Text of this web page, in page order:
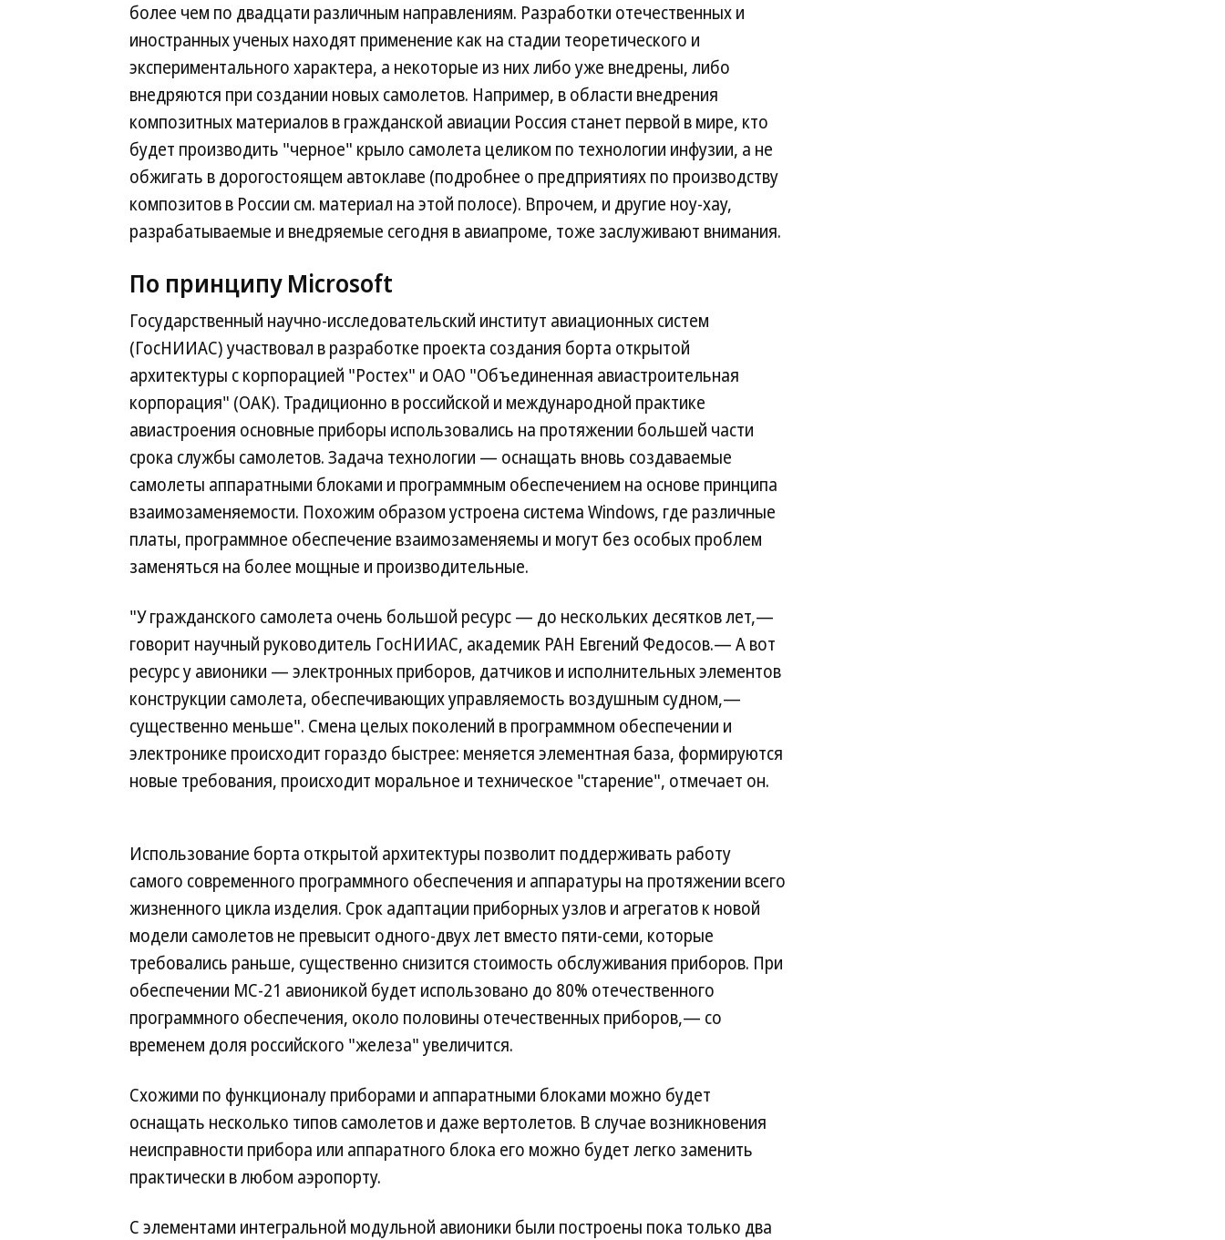
более чем по двадцати различным направлениям. Разработки отечественных и
иностранных ученых находят применение как на стадии теоретического и
экспериментального характера, а некоторые из них либо уже внедрены, либо
внедряются при создании новых самолетов. Например, в области внедрения
композитных материалов в гражданской авиации Россия станет первой в мире, кто
будет производить "черное" крыло самолета целиком по технологии инфузии, а не
обжигать в дорогостоящем автоклаве (подробнее о предприятиях по производству
композитов в России см. материал на этой полосе). Впрочем, и другие ноу-хау,
разрабатываемые и внедряемые сегодня в авиапроме, тоже заслуживают внимания.
По принципу Microsoft
Государственный научно-исследовательский институт авиационных систем
(ГосНИИАС) участвовал в разработке проекта создания борта открытой
архитектуры с корпорацией "Ростех" и ОАО "Объединенная авиастроительная
корпорация" (ОАК). Традиционно в российской и международной практике
авиастроения основные приборы использовались на протяжении большей части
срока службы самолетов. Задача технологии — оснащать вновь создаваемые
самолеты аппаратными блоками и программным обеспечением на основе принципа
взаимозаменяемости. Похожим образом устроена система Windows, где различные
платы, программное обеспечение взаимозаменяемы и могут без особых проблем
заменяться на более мощные и производительные.
"У гражданского самолета очень большой ресурс — до нескольких десятков лет,—
говорит научный руководитель ГосНИИАС, академик РАН Евгений Федосов.— А вот
ресурс у авионики — электронных приборов, датчиков и исполнительных элементов
конструкции самолета, обеспечивающих управляемость воздушным судном,—
существенно меньше". Смена целых поколений в программном обеспечении и
электронике происходит гораздо быстрее: меняется элементная база, формируются
новые требования, происходит моральное и техническое "старение", отмечает он.
Использование борта открытой архитектуры позволит поддерживать работу
самого современного программного обеспечения и аппаратуры на протяжении всего
жизненного цикла изделия. Срок адаптации приборных узлов и агрегатов к новой
модели самолетов не превысит одного-двух лет вместо пяти-семи, которые
требовались раньше, существенно снизится стоимость обслуживания приборов. При
обеспечении МС-21 авионикой будет использовано до 80% отечественного
программного обеспечения, около половины отечественных приборов,— со
временем доля российского "железа" увеличится.
Схожими по функционалу приборами и аппаратными блоками можно будет
оснащать несколько типов самолетов и даже вертолетов. В случае возникновения
неисправности прибора или аппаратного блока его можно будет легко заменить
практически в любом аэропорту.
С элементами интегральной модульной авионики были построены пока только два